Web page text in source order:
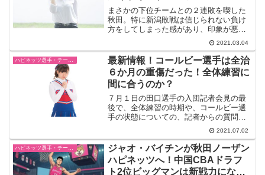
まさかの下位チームとの２連敗を喫した
秋田。特に新潟敗戦は信じられない負け
方をしてしまった感があり、印象が悪く
ダメージを引きずりそうで心配だ。確か
に事実として受け入れることは大事だ
が、問題はそこからどうやって前を向い
ていくか？による。「負けま...
2021.03.04
最新情報！コールビー選手は全治
６か月の重傷だった！全体練習に
間に合うのか？
７月１日の田口選手の入団記者会見の最
後で、全体練習の時期や、コールビー選
手の状態についての、記者からの質問
に、水野社長が答えた。全体連練習は７
月５日から。全員ではないので、今も個
人の選手が軽いワークアウトはしてい
る。外国人選手はこれからで８...
2021.07.02
ジャオ・バイチンが秋田ノーザン
ハピネッツへ！中国CBAドラフ
ト2位ビッグマンは新戦力になる